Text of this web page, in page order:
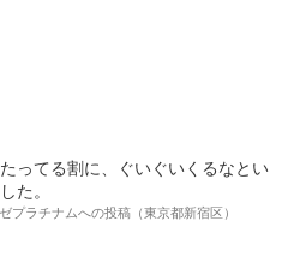
ってる割に、ぐいぐいくるなとい
た。
プラチナムへの投稿（東京都新宿区）